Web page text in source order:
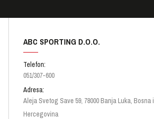
ABC SPORTING D.O.O.
Telefon:
051/307-600
Adresa:
Aleja Svetog Save 59, 78000 Banja Luka, Bosna i
Hercegovina